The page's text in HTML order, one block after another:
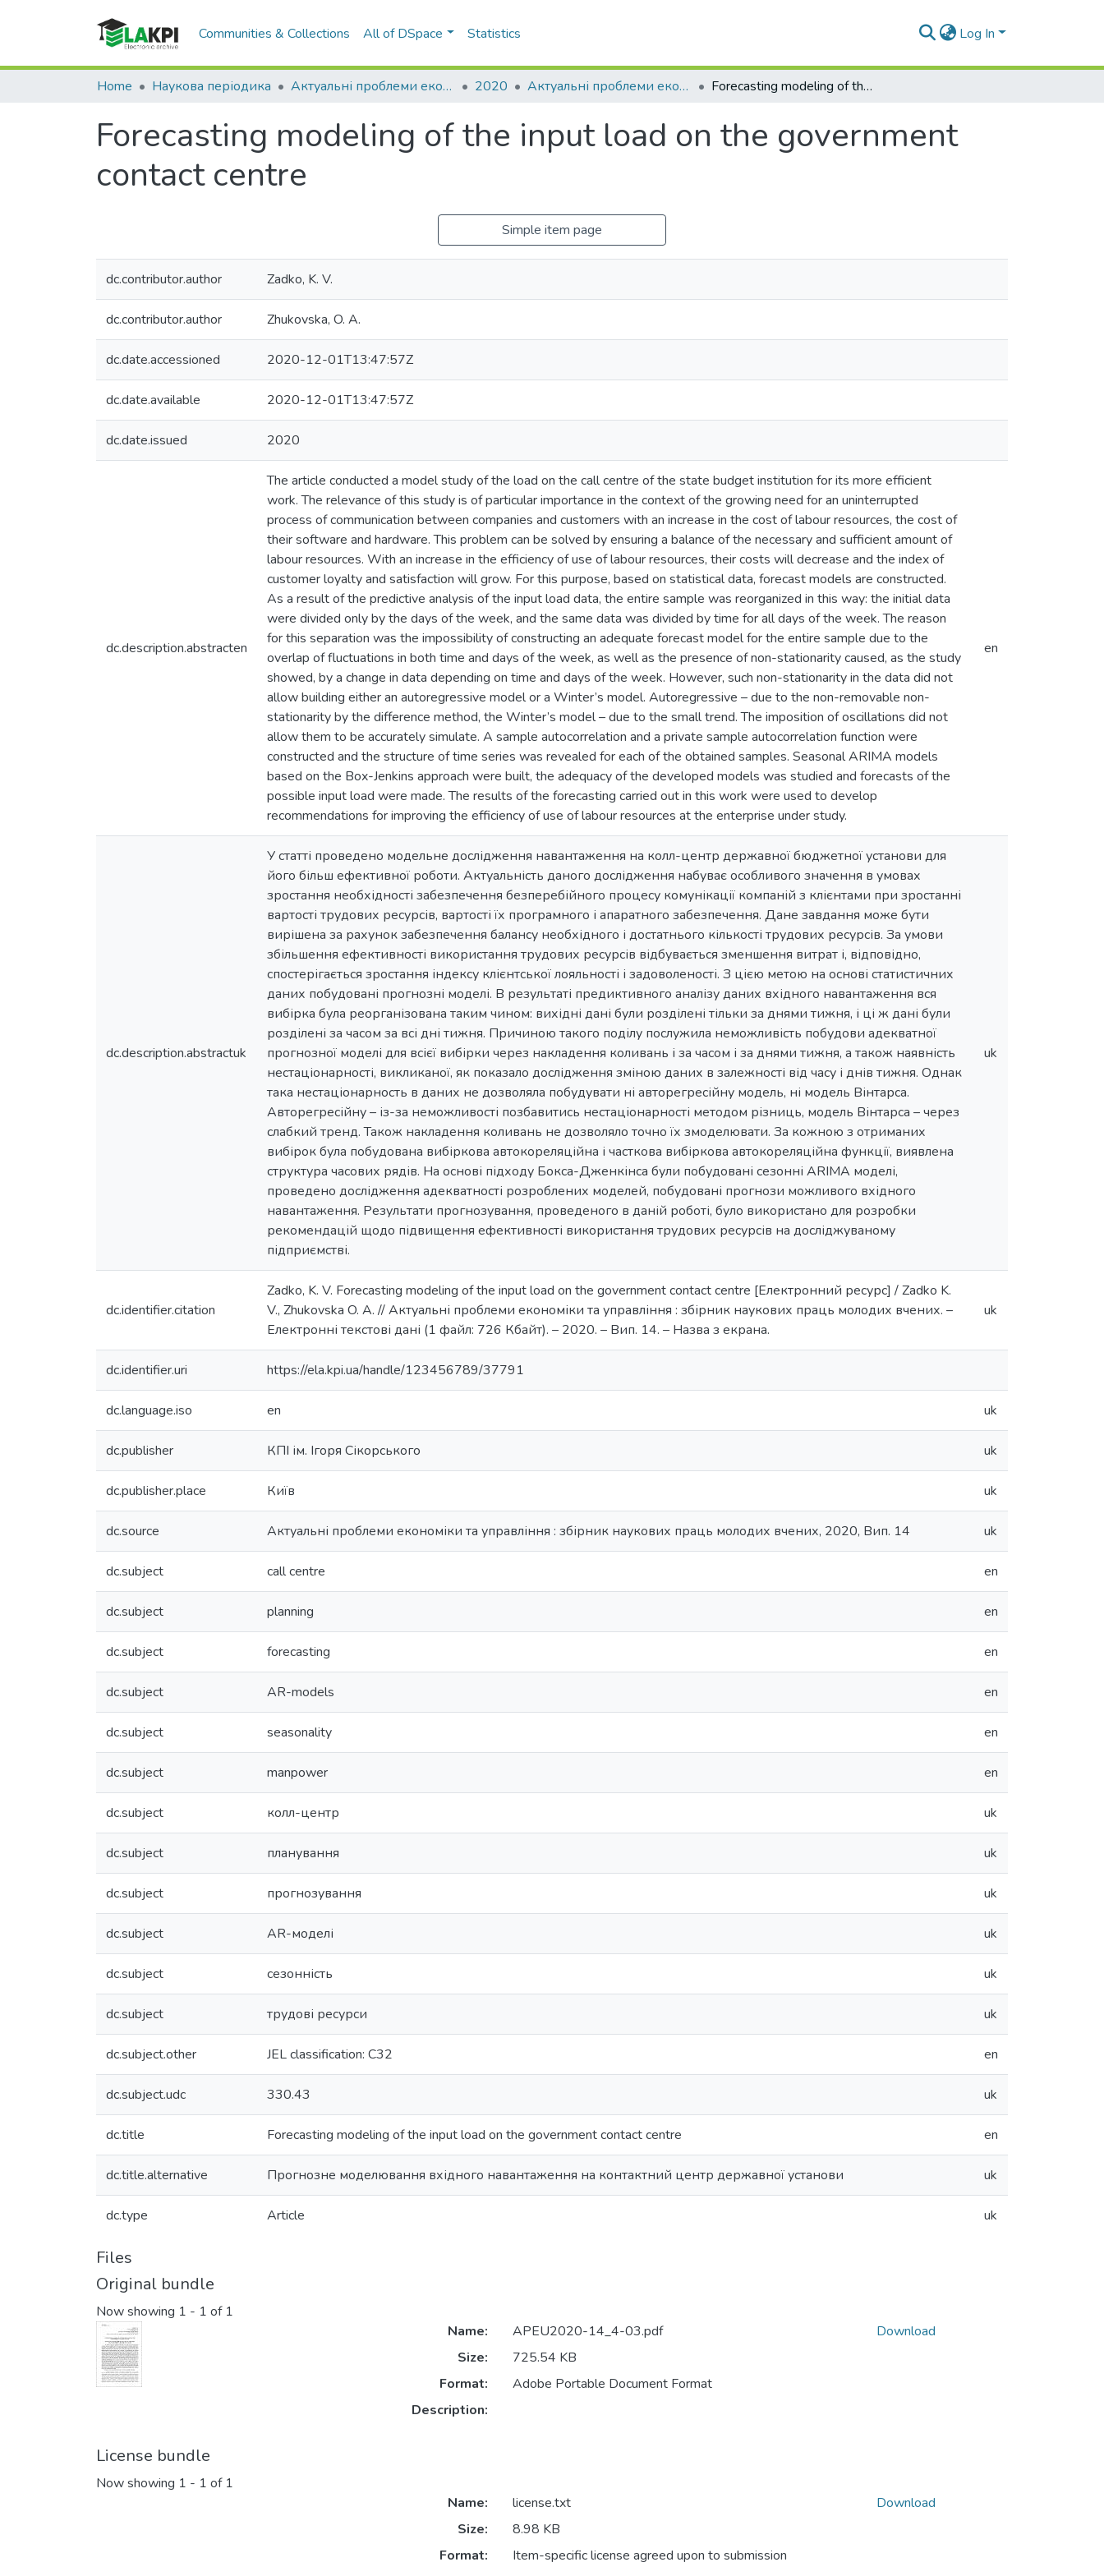
Communities & Collections All of DSpace Statistics Log In
Home Наукова періодика Актуальні проблеми економіки та управління 2020 Актуальні проблеми економіки та управління: збірник наукових праць молодих вчених, Вип. 14 Forecasting modeling of the input load on the government contact centre
Forecasting modeling of the input load on the government
contact centre
Simple item page
dc.contributor.author Zadko, K. V.
dc.contributor.author Zhukovska, O. A.
dc.date.accessioned 2020-12-01T13:47:57Z
dc.date.available 2020-12-01T13:47:57Z
dc.date.issued 2020
dc.description.abstracten
The article conducted a model study of the load on the call centre of the state budget institution for its more efficient
work. The relevance of this study is of particular importance in the context of the growing need for an uninterrupted
process of communication between companies and customers with an increase in the cost of labour resources, the cost of
their software and hardware. This problem can be solved by ensuring a balance of the necessary and sufficient amount of
labour resources. With an increase in the efficiency of use of labour resources, their costs will decrease and the index of
customer loyalty and satisfaction will grow. For this purpose, based on statistical data, forecast models are constructed.
As a result of the predictive analysis of the input load data, the entire sample was reorganized in this way: the initial data
were divided only by the days of the week, and the same data was divided by time for all days of the week. The reason
for this separation was the impossibility of constructing an adequate forecast model for the entire sample due to the
overlap of fluctuations in both time and days of the week, as well as the presence of non-stationarity caused, as the study
showed, by a change in data depending on time and days of the week. However, such non-stationarity in the data did not
allow building either an autoregressive model or a Winter’s model. Autoregressive – due to the non-removable non-
stationarity by the difference method, the Winter’s model – due to the small trend. The imposition of oscillations did not
allow them to be accurately simulate. A sample autocorrelation and a private sample autocorrelation function were
constructed and the structure of time series was revealed for each of the obtained samples. Seasonal ARIMA models
based on the Box-Jenkins approach were built, the adequacy of the developed models was studied and forecasts of the
possible input load were made. The results of the forecasting carried out in this work were used to develop
recommendations for improving the efficiency of use of labour resources at the enterprise under study.
en
dc.description.abstractuk
У статті проведено модельне дослідження навантаження на колл-центр державної бюджетної установи для
його більш ефективної роботи. Актуальність даного дослідження набуває особливого значення в умовах
зростання необхідності забезпечення безперебійного процесу комунікації компаній з клієнтами при зростанні
вартості трудових ресурсів, вартості їх програмного і апаратного забезпечення. Дане завдання може бути
вирішена за рахунок забезпечення балансу необхідного і достатнього кількості трудових ресурсів. За умови
збільшення ефективності використання трудових ресурсів відбувається зменшення витрат і, відповідно,
спостерігається зростання індексу клієнтської лояльності і задоволеності. З цією метою на основі статистичних
даних побудовані прогнозні моделі. В результаті предиктивного аналізу даних вхідного навантаження вся
вибірка була реорганізована таким чином: вихідні дані були розділені тільки за днями тижня, і ці ж дані були
розділені за часом за всі дні тижня. Причиною такого поділу послужила неможливість побудови адекватної
прогнозної моделі для всієї вибірки через накладення коливань і за часом і за днями тижня, а також наявність
нестаціонарності, викликаної, як показало дослідження зміною даних в залежності від часу і днів тижня. Однак
така нестаціонарность в даних не дозволяла побудувати ні авторегресійну модель, ні модель Вінтарса.
Авторегресійну – із-за неможливості позбавитись нестаціонарності методом різниць, модель Вінтарса – через
слабкий тренд. Також накладення коливань не дозволяло точно їх змоделювати. За кожною з отриманих
вибірок була побудована вибіркова автокореляційна і часткова вибіркова автокореляційна функції, виявлена
структура часових рядів. На основі підходу Бокса-Дженкінса були побудовані сезонні ARIMA моделі,
проведено дослідження адекватності розроблених моделей, побудовані прогнози можливого вхідного
навантаження. Результати прогнозування, проведеного в даній роботі, було використано для розробки
рекомендацій щодо підвищення ефективності використання трудових ресурсів на досліджуваному
підприємстві.
uk
dc.identifier.citation
Zadko, K. V. Forecasting modeling of the input load on the government contact centre [Електронний ресурс] / Zadko K.
V., Zhukovska O. A. // Актуальні проблеми економіки та управління : збірник наукових праць молодих вчених. –
Електронні текстові дані (1 файл: 726 Кбайт). – 2020. – Вип. 14. – Назва з екрана.
uk
dc.identifier.uri https://ela.kpi.ua/handle/123456789/37791
dc.language.iso en uk
dc.publisher КПІ ім. Ігоря Сікорського uk
dc.publisher.place Київ uk
dc.source Актуальні проблеми економіки та управління : збірник наукових праць молодих вчених, 2020, Вип. 14 uk
dc.subject call centre en
dc.subject planning en
dc.subject forecasting en
dc.subject AR-models en
dc.subject seasonality en
dc.subject manpower en
dc.subject колл-центр uk
dc.subject планування uk
dc.subject прогнозування uk
dc.subject AR-моделі uk
dc.subject сезонність uk
dc.subject трудові ресурси uk
dc.subject.other JEL classification: C32 en
dc.subject.udc 330.43 uk
dc.title Forecasting modeling of the input load on the government contact centre en
dc.title.alternative Прогнозне моделювання вхідного навантаження на контактний центр державної установи uk
dc.type Article uk
Files
Original bundle
Now showing 1 - 1 of 1
Name:
APEU2020-14_4-03.pdf
Size:
725.54 KB
Format:
Adobe Portable Document Format
Description:
Download
License bundle
Now showing 1 - 1 of 1
Name:
license.txt
Size:
8.98 KB
Format:
Item-specific license agreed upon to submission
Download